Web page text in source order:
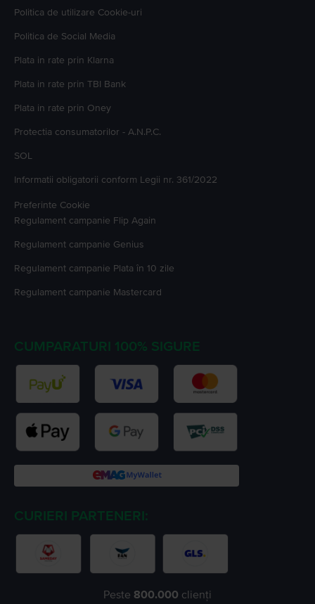
Politica de utilizare Cookie-uri
Politica de Social Media
Plata in rate prin Klarna
Plata in rate prin TBI Bank
Plata in rate prin Oney
Protectia consumatorilor - A.N.P.C.
SOL
Informatii obligatorii conform Legii nr. 361/2022
Preferinte Cookie
Regulament campanie Flip Again
Regulament campanie Genius
Regulament campanie Plata în 10 zile
Regulament campanie Mastercard
CUMPARATURI 100% SIGURE
CURIERI PARTENERI:
Peste 800.000 clienți